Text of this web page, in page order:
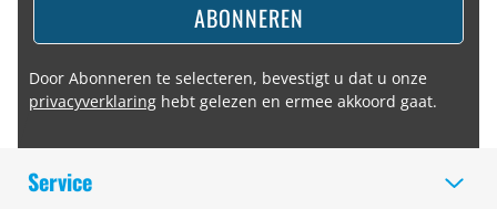
ABONNEREN
Door Abonneren te selecteren, bevestigt u dat u onze
privacyverklaring hebt gelezen en ermee akkoord gaat.
Service